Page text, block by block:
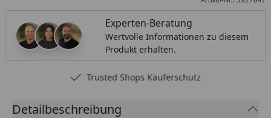
Experten-Beratung
Wertvolle Informationen zu diesem
Produkt erhalten.
Trusted Shops Käuferschutz
Detailbeschreibung